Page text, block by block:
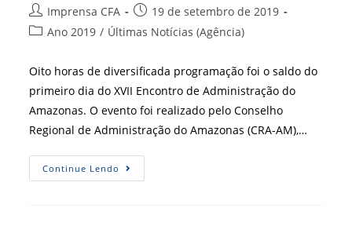
Autor
do
Imprensa CFA
Post
publicado:
19 de setembro de 2019
Categoria
post:
Ano 2019 / Últimas Notícias (Agência)
Oito horas de diversificada programação foi o saldo do
primeiro dia do XVII Encontro de Administração do
Amazonas. O evento foi realizado pelo Conselho
Regional de Administração do Amazonas (CRA-AM),…
Continue Lendo CRA-
AM